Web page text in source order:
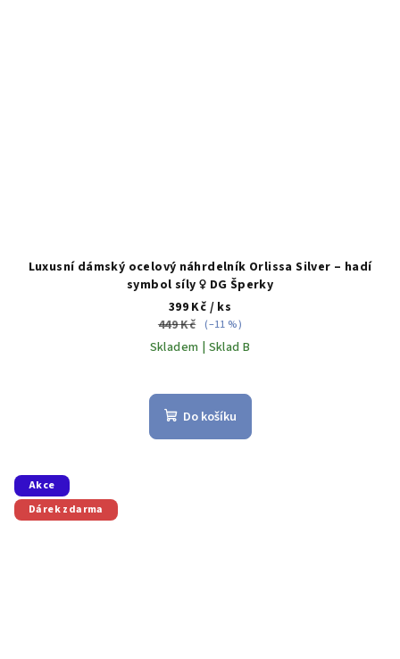
Luxusní dámský ocelový náhrdelník Orlissa Silver – hadí
symbol síly ♀️ DG Šperky
399 Kč / ks
449 Kč (–11 %)
Skladem | Sklad B
Do košíku
Akce
Dárek zdarma